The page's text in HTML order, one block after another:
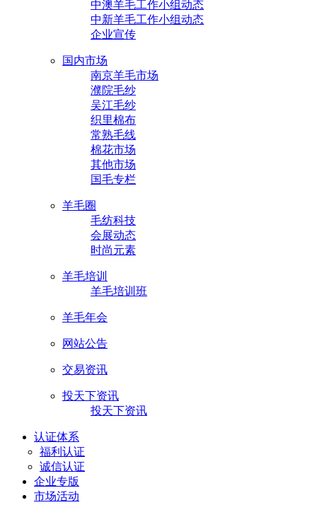
中澳羊毛工作小组动态
中新羊毛工作小组动态
企业宣传
国内市场
南京羊毛市场
濮院毛纱
吴江毛纱
织里棉布
常熟毛线
棉花市场
其他市场
国毛专栏
羊毛圈
毛纺科技
会展动态
时尚元素
羊毛培训
羊毛培训班
羊毛年会
网站公告
交易资讯
投天下资讯
投天下资讯
认证体系
福利认证
诚信认证
企业专版
市场活动